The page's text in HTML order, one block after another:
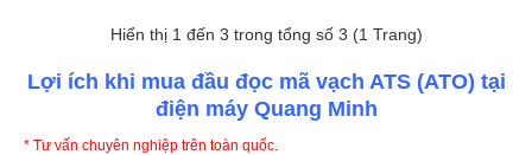
Hiển thị 1 đến 3 trong tổng số 3 (1 Trang)
Lợi ích khi mua đầu đọc mã vạch ATS (ATO) tại
điện máy Quang Minh
* Tư vấn chuyên nghiệp trên toàn quốc.